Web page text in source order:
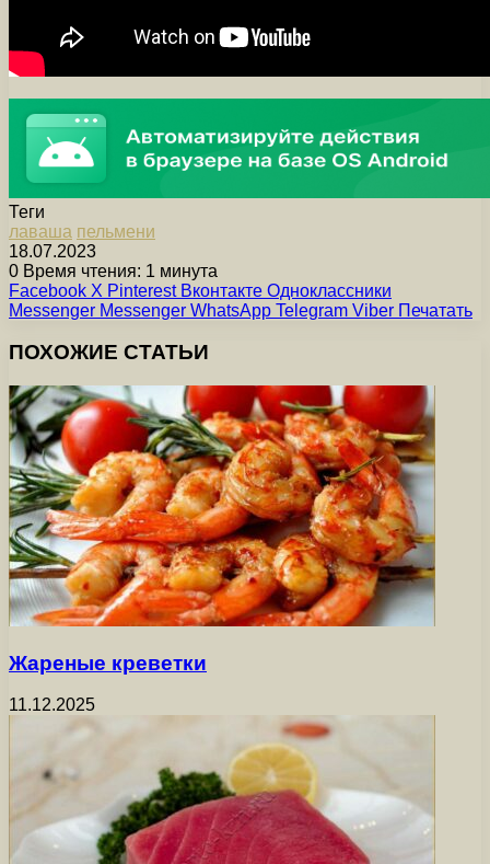
Теги
лаваша пельмени
18.07.2023
0 Время чтения: 1 минута
Facebook X Pinterest Вконтакте Одноклассники
Messenger Messenger WhatsApp Telegram Viber Печатать
ПОХОЖИЕ СТАТЬИ
Жареные креветки
11.12.2025